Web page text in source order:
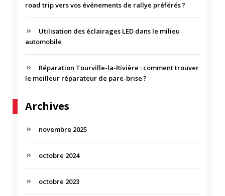
:
road trip vers vos événements de rallye préférés ?
Utilisation des éclairages LED dans le milieu
automobile
Réparation Tourville-la-Rivière : comment trouver
le meilleur réparateur de pare-brise ?
Archives
novembre 2025
octobre 2024
octobre 2023